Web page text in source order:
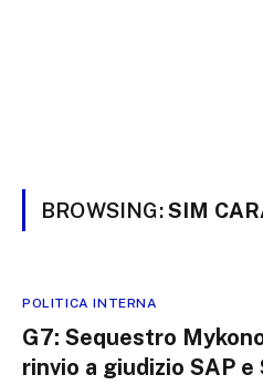
BROWSING:SIM
POLITICA INTERNA
G7: Sequestro
rinvio a giudizio SAP